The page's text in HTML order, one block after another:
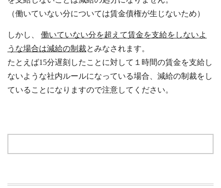
（働いていない分については賃金債権が生じないため）
しかし、 働いていない分を超えて賃金を支給をしないよ
うな場合は減給の制裁とみなされます。
たとえば15分遅刻したことに対して１時間の賃金を支給し
ないような社内ルールになっている場合、減給の制裁をし
ていることになりますので注意してください。